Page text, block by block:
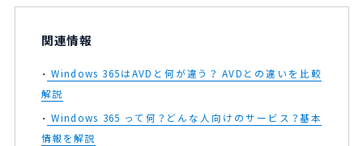
関連情報
Windows 365はAVDと何が違う？ AVDとの違いを比較
解説
Windows 365 って何？どんな人向けのサービス？基本
情報を解説